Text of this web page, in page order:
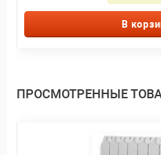
В
ПРОСМОТРЕННЫЕ